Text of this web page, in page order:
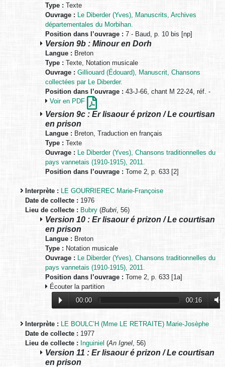
Type : Texte
Ouvrage : Le Diberder (Yves), Manuscrits, Archives
départementales du Morbihan.
Position dans l’ouvrage : 7 - Baud, p. 10 bis [np]
Version 9b : Minour en Dorh
Langue : Breton
Type : Texte, Notation musicale
Ouvrage : Gilliouard (Édouard), Manuscrit, Chansons
collectées par Le Diberder.
Position dans l’ouvrage : 43-J-66, chant M 22-24, réf. -
Voir en PDF
Version 9c : Er lisaour é prizon / Le courtisan
en prison
Langue : Breton, Traduction en français
Type : Texte
Ouvrage : Le Diberder (Yves), Chansons traditionnelles du
pays vannetais (1910-1915), 2011.
Position dans l’ouvrage : Tome 2, p. 633 [2]
Interprète : LE GOURRIEREC Marie-Françoise
Date de collecte : 1976
Lieu de collecte : Bubry (Bubri, 56)
Version 10 : Er lisaour é prizon / Le courtisan
en prison
Langue : Breton
Type : Notation musicale
Ouvrage : Le Diberder (Yves), Chansons traditionnelles du
pays vannetais (1910-1915), 2011.
Position dans l’ouvrage : Tome 2, p. 633 [1a]
Écouter la partition
00:00
00:16
Interprète : LE BOULC’H (Mme LE RETRAITE) Marie-Josèphe
Date de collecte : 1977
Lieu de collecte : Inguiniel (An Ignel , 56)
Version 11 : Er lisaour é prizon / Le courtisan
en prison